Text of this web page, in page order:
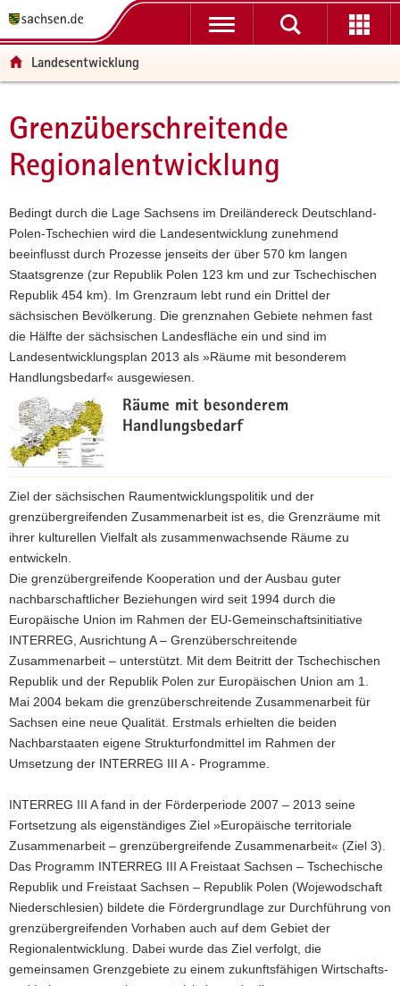
t
ü
b
e
g
r
e
i
f
e
n
d
e
N
a
v
i
g
a
t
i
o
n
t
n
a
v
g
a
t
i
o
n
p
n
h
a
t
t
e
I
n
o
r
m
a
t
i
o
n
t
-
B
e
e
i
c
h
Landesentwicklung
Hauptinhalt
Grenzüberschreitende
Regionalentwicklung
Bedingt durch die Lage Sachsens im Dreiländereck Deutschland-
Polen-Tschechien wird die Landesentwicklung zunehmend
beeinflusst durch Prozesse jenseits der über 570 km langen
Staatsgrenze (zur Republik Polen 123 km und zur Tschechischen
Republik 454 km). Im Grenzraum lebt rund ein Drittel der
sächsischen Bevölkerung. Die grenznahen Gebiete nehmen fast
die Hälfte der sächsischen Landesfläche ein und sind im
Landesentwicklungsplan 2013 als »Räume mit besonderem
Handlungsbedarf« ausgewiesen.
Räume mit besonderem
Handlungsbedarf
n
a
Ziel der sächsischen Raumentwicklungspolitik und der
grenzübergreifenden Zusammenarbeit ist es, die Grenzräume mit
ihrer kulturellen Vielfalt als zusammenwachsende Räume zu
entwickeln.
Die grenzübergreifende Kooperation und der Ausbau guter
nachbarschaftlicher Beziehungen wird seit 1994 durch die
Europäische Union im Rahmen der EU-Gemeinschaftsinitiative
INTERREG, Ausrichtung A – Grenzüberschreitende
Zusammenarbeit – unterstützt. Mit dem Beitritt der Tschechischen
Republik und der Republik Polen zur Europäischen Union am 1.
Mai 2004 bekam die grenzüberschreitende Zusammenarbeit für
Sachsen eine neue Qualität. Erstmals erhielten die beiden
Nachbarstaaten eigene Strukturfondmittel im Rahmen der
Umsetzung der INTERREG III A - Programme.
INTERREG III A fand in der Förderperiode 2007 – 2013 seine
Fortsetzung als eigenständiges Ziel »Europäische territoriale
Zusammenarbeit – grenzübergreifende Zusammenarbeit« (Ziel 3).
Das Programm INTERREG III A Freistaat Sachsen – Tschechische
Republik und Freistaat Sachsen – Republik Polen (Wojewodschaft
Niederschlesien) bildete die Fördergrundlage zur Durchführung von
grenzübergreifenden Vorhaben auch auf dem Gebiet der
Regionalentwicklung. Dabei wurde das Ziel verfolgt, die
gemeinsamen Grenzgebiete zu einem zukunftsfähigen Wirtschafts-